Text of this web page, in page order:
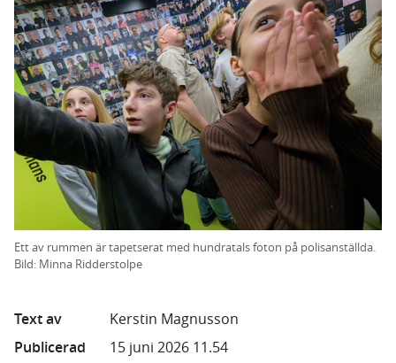
Ett av rummen är tapetserat med hundratals foton på polisanställda.
Bild: Minna Ridderstolpe
Text av
Kerstin Magnusson
Publicerad
15 juni 2026 11.54